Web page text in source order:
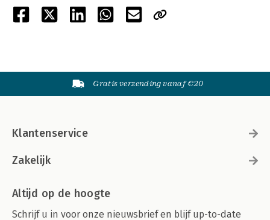
Gratis verzending vanaf €20
Klantenservice
Zakelijk
Altijd op de hoogte
Schrijf u in voor onze nieuwsbrief en blijf up-to-date